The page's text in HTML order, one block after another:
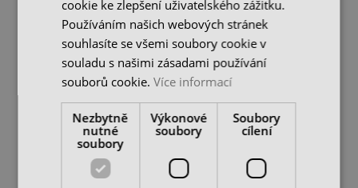
Kalený ocelový úhelník
300x200x12 mm, SS-312
skladem u dodavatele
Úhelník přesný nožový 75
x 50 mm, přesnost 00
515 Kč
cookie ke zlepšení uživatelského zážitku.
Používáním našich webových stránek
souhlasíte se všemi soubory cookie v
souladu s našimi zásadami používání
souborů cookie.Více informací
Nezbytně
nutné
soubory
Výkonové
soubory
Soubory
cílení